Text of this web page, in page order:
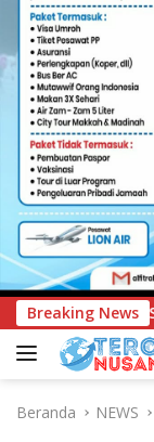
Breaking News
Luncurkan
Beranda NEWS